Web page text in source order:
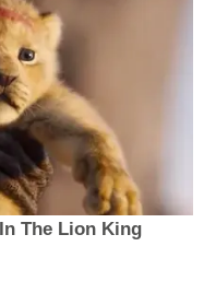
The Lion King